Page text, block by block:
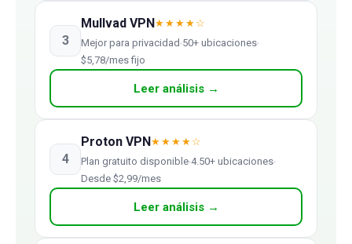
3
Mullvad VPN★★★★☆
Mejor para privacidad 50+ ubicaciones
$5,78/mes fijo
Leer análisis →
4
Proton VPN★★★★☆
Plan gratuito disponible 4.50+ ubicaciones
Desde $2,99/mes
Leer análisis →